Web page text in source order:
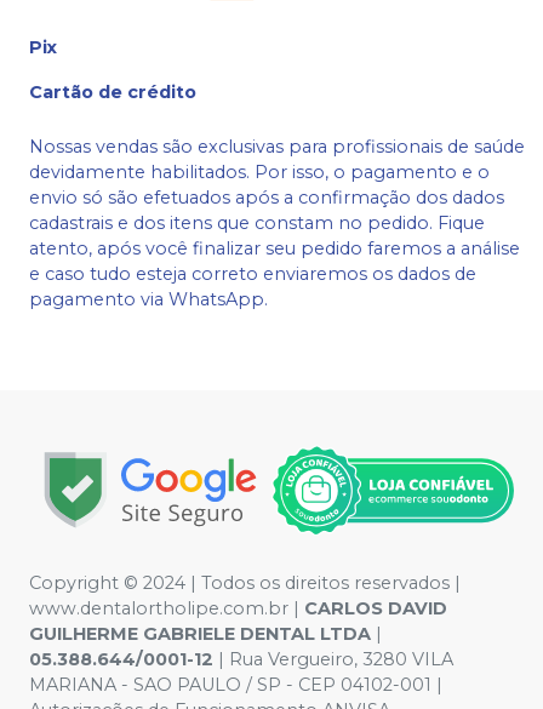
Pix
Cartão de crédito
Nossas vendas são exclusivas para profissionais de saúde
devidamente habilitados. Por isso, o pagamento e o
envio só são efetuados após a confirmação dos dados
cadastrais e dos itens que constam no pedido. Fique
atento, após você finalizar seu pedido faremos a análise
e caso tudo esteja correto enviaremos os dados de
pagamento via WhatsApp.
Copyright © 2024 | Todos os direitos reservados |
www.dentalortholipe.com.br | CARLOS DAVID
GUILHERME GABRIELE DENTAL LTDA
05.388.644/0001-12 | Rua Vergueiro, 3280 VILA
MARIANA - SAO PAULO / SP - CEP 04102-001 |